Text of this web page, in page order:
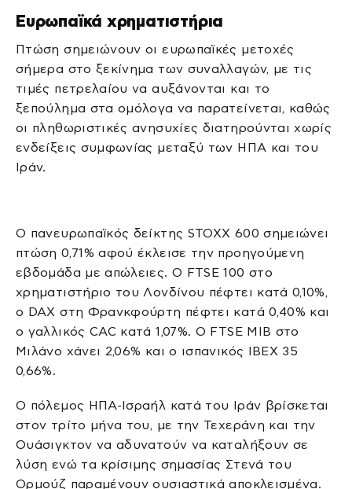
Ευρωπαϊκά χρηματιστήρια
Πτώση σημειώνουν οι ευρωπαϊκές μετοχές
σήμερα στο ξεκίνημα των συναλλαγών, με τις
τιμές πετρελαίου να αυξάνονται και το
ξεπούλημα στα ομόλογα να παρατείνεται, καθώς
οι πληθωριστικές ανησυχίες διατηρούνται χωρίς
ενδείξεις συμφωνίας μεταξύ των ΗΠΑ και του
Ιράν.
Ο πανευρωπαϊκός δείκτης STOXX 600 σημειώνει
πτώση 0,71% αφού έκλεισε την προηγούμενη
εβδομάδα με απώλειες. Ο FTSE 100 στο
χρηματιστήριο του Λονδίνου πέφτει κατά 0,10%,
ο DAX στη Φρανκφούρτη πέφτει κατά 0,40% και
ο γαλλικός CAC κατά 1,07%. Ο FTSE MIB στο
Μιλάνο χάνει 2,06% και ο ισπανικός IBEX 35
0,66%.
Ο πόλεμος ΗΠΑ-Ισραήλ κατά του Ιράν βρίσκεται
στον τρίτο μήνα του, με την Τεχεράνη και την
Ουάσιγκτον να αδυνατούν να καταλήξουν σε
λύση ενώ τα κρίσιμης σημασίας Στενά του
Ορμούζ παραμένουν ουσιαστικά αποκλεισμένα.